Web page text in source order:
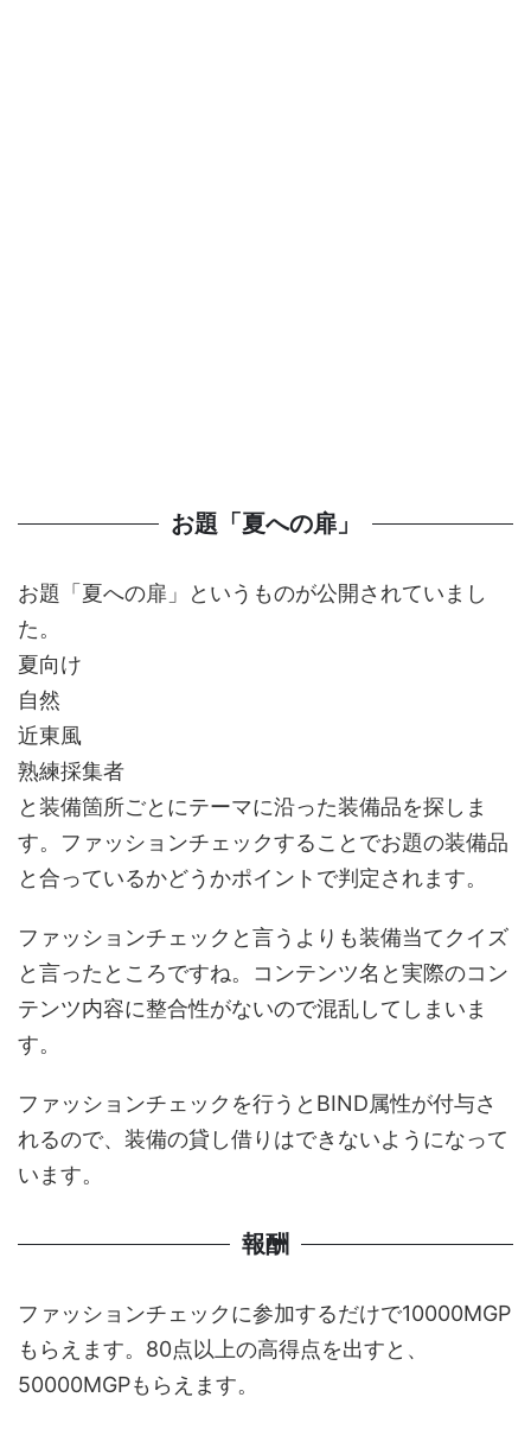
お題「夏への扉」
お題「夏への扉」というものが公開されていまし
た。
夏向け
自然
近東風
熟練採集者
と装備箇所ごとにテーマに沿った装備品を探しま
す。ファッションチェックすることでお題の装備品
と合っているかどうかポイントで判定されます。
ファッションチェックと言うよりも装備当てクイズ
と言ったところですね。コンテンツ名と実際のコン
テンツ内容に整合性がないので混乱してしまいま
す。
ファッションチェックを行うとBIND属性が付与さ
れるので、装備の貸し借りはできないようになって
います。
報酬
ファッションチェックに参加するだけで10000MGP
もらえます。80点以上の高得点を出すと、
50000MGPもらえます。